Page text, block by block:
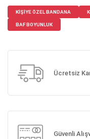
KIŞIYE ÖZEL BANDANA
BAF BOYUNLUK
Ücretsiz
Güvenli